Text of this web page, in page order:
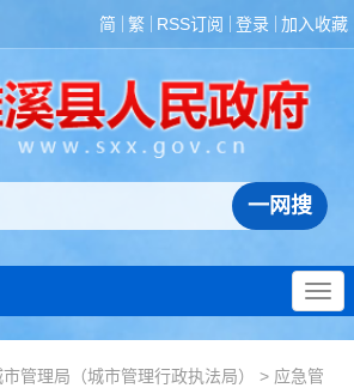
简 繁 RSS订阅 登录 加入收藏
管理局（城市管理行政执法局） > 应急管